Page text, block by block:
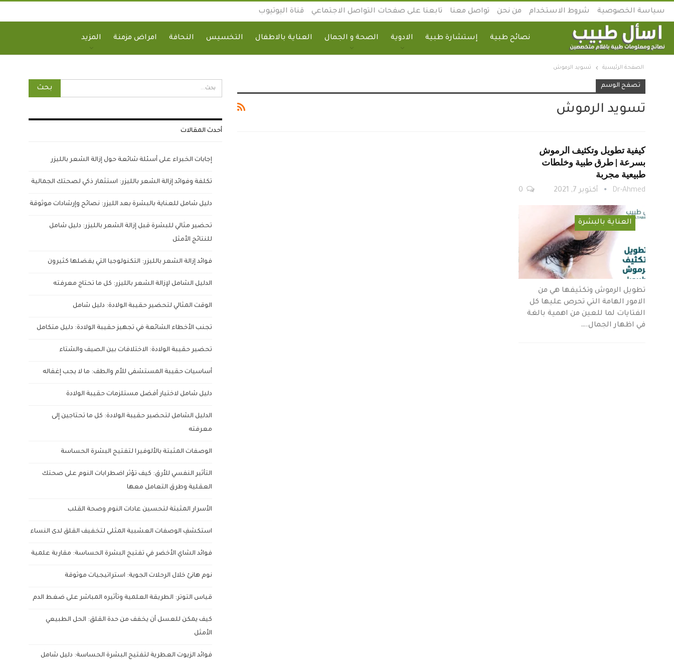
سياسة الخصوصية شروط الاستخدام من نحن تواصل معنا تابعنا على صفحات التواصل الاجتماعي قناة اليوتيوب
نصائح طبية إستشارة طبية الادوية الصحة و الجمال العناية بالاطفال التخسيس النحافة امراض مزمنة المزيد
الصفحة الرئيسية تسويد الرموش
تصفح الوسم
تسويد الرموش
كيفية تطويل وتكثيف الرموش
بسرعة | طرق طبية وخلطات
طبيعية مجربة
Dr-Ahmed أكتوبر 7, 2021
العناية بالبشرة
تطويل الرموش وتكثيفها هي من
الامور الهامة التي تحرص عليها كل
الفتايات لما للعين من اهمية بالغة
في اظهار الجمال.…
أحدث المقالات
إجابات الخبراء على أسئلة شائعة حول إزالة الشعر بالليزر
تكلفة وفوائد إزالة الشعر بالليزر: استثمار ذكي لصحتك الجمالية
دليل شامل للعناية بالبشرة بعد الليزر: نصائح وإرشادات موثوقة
تحضير مثالي للبشرة قبل إزالة الشعر بالليزر: دليل شامل
للنتائج الأمثل
فوائد إزالة الشعر بالليزر: التكنولوجيا التي يفضلها كثيرون
الدليل الشامل لإزالة الشعر بالليزر: كل ما تحتاج معرفته
الوقت المثالي لتحضير حقيبة الولادة: دليل شامل
تجنب الأخطاء الشائعة في تجهيز حقيبة الولادة: دليل متكامل
تحضير حقيبة الولادة: الاختلافات بين الصيف والشتاء
أساسيات حقيبة المستشفى للأم والطف: ما لا يجب إغفاله
دليل شامل لاختيار أفضل مستلزمات حقيبة الولادة
الدليل الشامل لتحضير حقيبة الولادة: كل ما تحتاجين إلى
معرفته
الوصفات المثبتة بالألوفيرا لتفتيح البشرة الحساسة
التأثير النفسي للأرق: كيف تؤثر اضطرابات النوم على صحتك
العقلية وطرق التعامل معها
الأسرار المثبتة لتحسين عادات النوم وصحة القلب
استكشفِ الوصفات العشبية المثلى لتخفيف القلق لدى النساء
فوائد الشاي الأخضر في تفتيح البشرة الحساسة: مقاربة علمية
نوم هانئ خلال الرحلات الجوية: استراتيجيات موثوقة
قياس التوتر: الطريقة العلمية وتأثيره المباشر على ضغط الدم
كيف يمكن للعسل أن يخفف من حدة القلق: الحل الطبيعي
الأمثل
فوائد الزيوت العطرية لتفتيح البشرة الحساسة: دليل شامل